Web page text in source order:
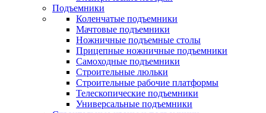
Подъемники
Коленчатые подъемники
Мачтовые подъемники
Ножничные подъемные столы
Прицепные ножничные подъемники
Самоходные подъемники
Строительные люльки
Строительные рабочие платформы
Телескопические подъемники
Универсальные подъемники